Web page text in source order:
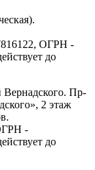
ОГРН -
до
Пр-
2 этаж
-
до